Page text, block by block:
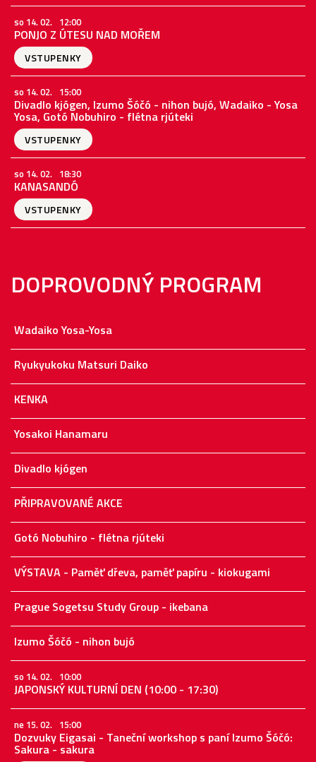
so 14. 02. 12:00
PONJO Z ÚTESU NAD MOŘEM
VSTUPENKY
so 14. 02. 15:00
Divadlo kjógen, Izumo Šóčó - nihon bujó, Wadaiko - Yosa
Yosa, Gotó Nobuhiro - flétna rjúteki
VSTUPENKY
so 14. 02. 18:30
KANASANDÓ
VSTUPENKY
DOPROVODNÝ PROGRAM
Wadaiko Yosa-Yosa
Ryukyukoku Matsuri Daiko
KENKA
Yosakoi Hanamaru
Divadlo kjógen
PŘIPRAVOVANÉ AKCE
Gotó Nobuhiro - flétna rjúteki
VÝSTAVA - Paměť dřeva, paměť papíru - kiokugami
Prague Sogetsu Study Group - ikebana
Izumo Šóčó - nihon bujó
so 14. 02. 10:00
JAPONSKÝ KULTURNÍ DEN (10:00 - 17:30)
ne 15. 02. 15:00
Dozvuky Eigasai - Taneční workshop s paní Izumo Šóčó:
Sakura - sakura